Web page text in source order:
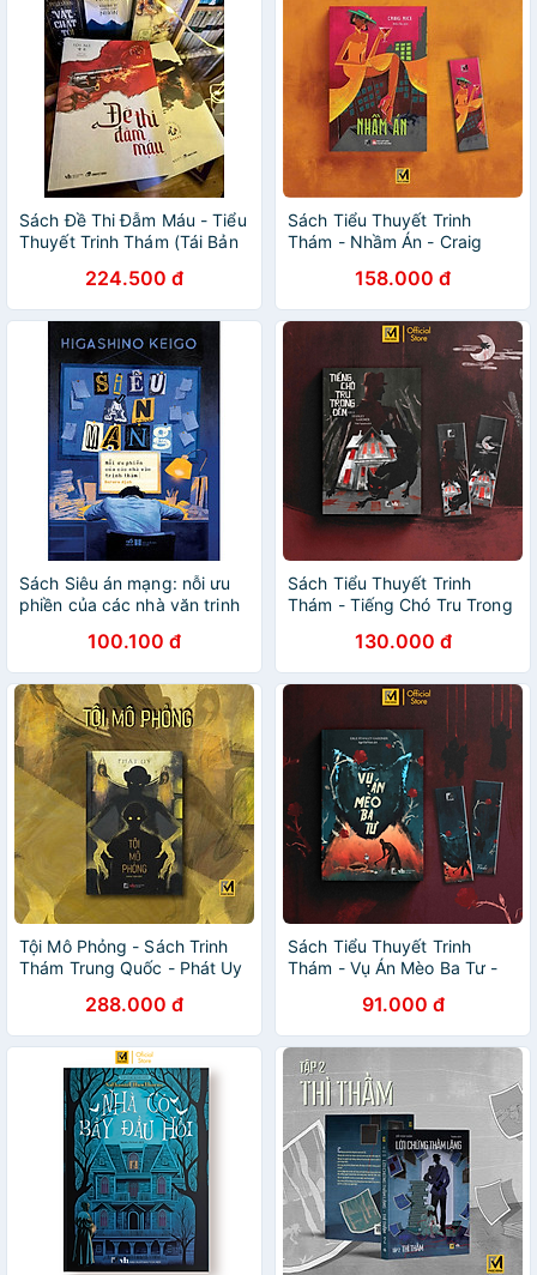
Sách Đề Thi Đẫm Máu - Tiểu
Thuyết Trinh Thám (Tái Bản
224.500 đ
Sách Tiểu Thuyết Trinh
Thám - Nhầm Án - Craig
158.000 đ
Sách Siêu án mạng: nỗi ưu
phiền của các nhà văn trinh
100.100 đ
Sách Tiểu Thuyết Trinh
Thám - Tiếng Chó Tru Trong
130.000 đ
Tội Mô Phỏng - Sách Trinh
Thám Trung Quốc - Phát Uy
288.000 đ
Sách Tiểu Thuyết Trinh
Thám - Vụ Án Mèo Ba Tư -
91.000 đ